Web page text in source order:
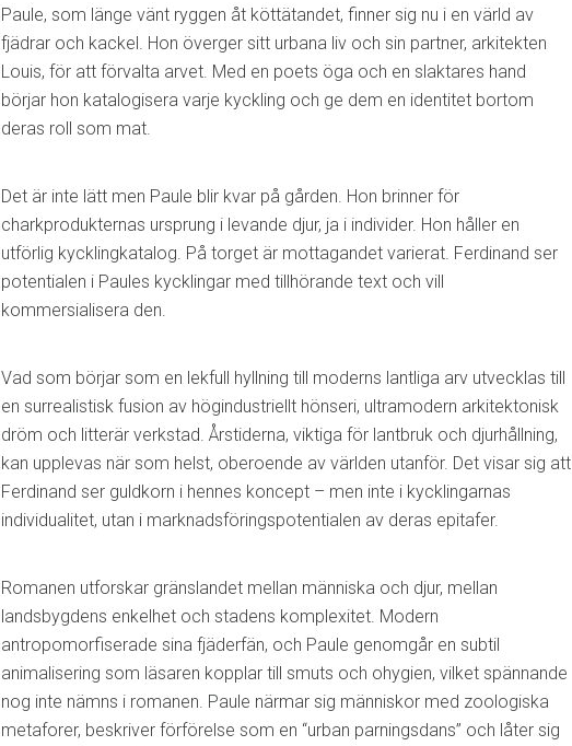
Paule, som länge vänt ryggen åt köttätandet, finner sig nu i en värld av
fjädrar och kackel. Hon överger sitt urbana liv och sin partner, arkitekten
Louis, för att förvalta arvet. Med en poets öga och en slaktares hand
börjar hon katalogisera varje kyckling och ge dem en identitet bortom
deras roll som mat.
Det är inte lätt men Paule blir kvar på gården. Hon brinner för
charkprodukternas ursprung i levande djur, ja i individer. Hon håller en
utförlig kycklingkatalog. På torget är mottagandet varierat. Ferdinand ser
potentialen i Paules kycklingar med tillhörande text och vill
kommersialisera den.
Vad som börjar som en lekfull hyllning till moderns lantliga arv utvecklas till
en surrealistisk fusion av högindustriellt hönseri, ultramodern arkitektonisk
dröm och litterär verkstad. Årstiderna, viktiga för lantbruk och djurhållning,
kan upplevas när som helst, oberoende av världen utanför. Det visar sig att
Ferdinand ser guldkorn i hennes koncept – men inte i kycklingarnas
individualitet, utan i marknadsföringspotentialen av deras epitafer.
Romanen utforskar gränslandet mellan människa och djur, mellan
landsbygdens enkelhet och stadens komplexitet. Modern
antropomorfiserade sina fjäderfän, och Paule genomgår en subtil
animalisering som läsaren kopplar till smuts och ohygien, vilket spännande
nog inte nämns i romanen. Paule närmar sig människor med zoologiska
metaforer, beskriver förförelse som en “urban parningsdans” och låter sig